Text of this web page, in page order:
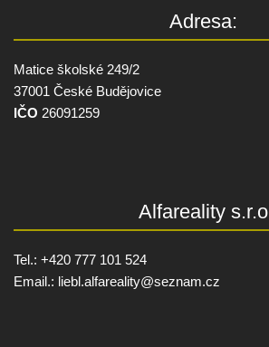
Adresa:
Matice školské 249/2
37001 České Budějovice
IČO 26091259
Alfareality s.r.o
Tel.: +420 777 101 524
Email.: liebl.alfareality@seznam.cz